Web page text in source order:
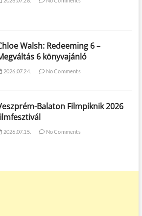
Walsh: Redeeming 6 –
6 könyvajánló
2026.07.24. No Comments
Balaton Filmpiknik 2026
2026.07.15. No Comments